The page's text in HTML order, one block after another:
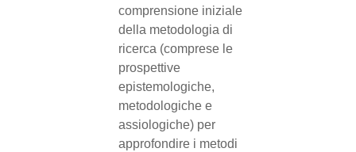
comprensione iniziale
della metodologia di
ricerca (comprese le
prospettive
epistemologiche,
metodologiche e
assiologiche) per
approfondire i metodi